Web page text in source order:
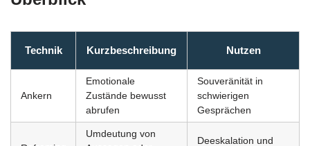
Technik Kurzbeschreibung Nutzen
Ankern
Emotionale
Zustände bewusst
abrufen
Souveränität in
schwierigen
Gesprächen
Umdeutung von
Deeskalation und